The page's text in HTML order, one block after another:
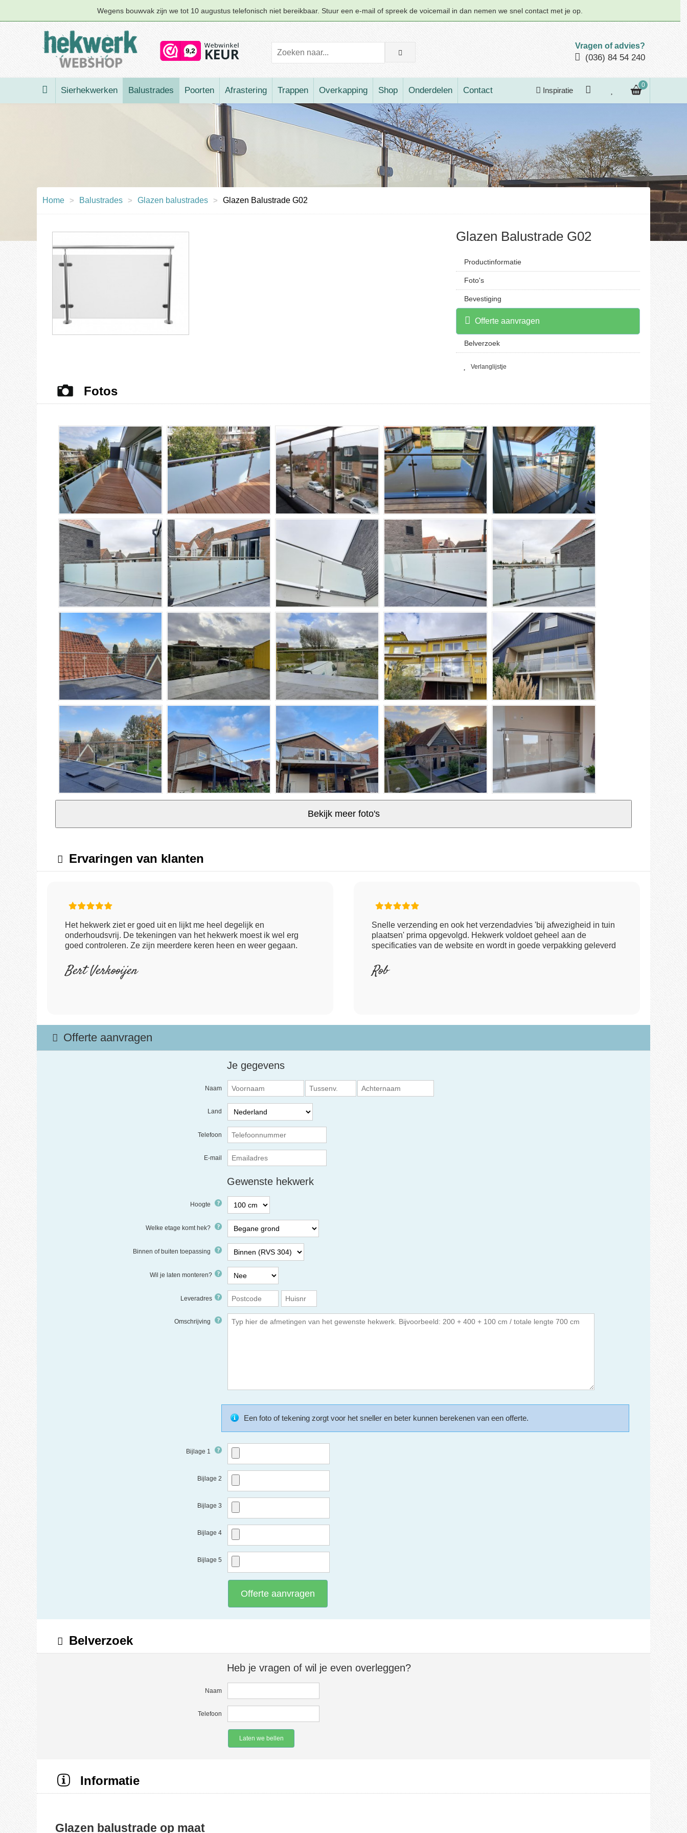
Wegens bouwvak zijn we tot 10 augustus telefonisch niet bereikbaar. Stuur een e-mail of spreek de voicemail in dan nemen we snel contact met je op.
Vragen of advies?
(036) 84 54 240
Sierhekwerken Balustrades Poorten Afrastering Trappen Overkapping Shop Onderdelen Contact Inspiratie
0
Home > Balustrades > Glazen balustrades > Glazen Balustrade G02
Glazen Balustrade G02
Productinformatie
Foto's
Bevestiging
Offerte aanvragen
Belverzoek
Verlanglijstje
Fotos
Bekijk meer foto's
Ervaringen van klanten
Het hekwerk ziet er goed uit en lijkt me heel degelijk en
onderhoudsvrij. De tekeningen van het hekwerk moest ik wel erg
goed controleren. Ze zijn meerdere keren heen en weer gegaan.
Bert Verkooijen
Snelle verzending en ook het verzendadvies 'bij afwezigheid in tuin
plaatsen' prima opgevolgd. Hekwerk voldoet geheel aan de
specificaties van de website en wordt in goede verpakking geleverd
Rob
Offerte aanvragen
Je gegevens
Naam
Land
Telefoon
E-mail
Gewenste hekwerk
Hoogte
Welke etage komt hek?
Binnen of buiten toepassing
Wil je laten monteren?
Leveradres
Omschrijving
Een foto of tekening zorgt voor het sneller en beter kunnen berekenen van een offerte.
Bijlage 1
Bijlage 2
Bijlage 3
Bijlage 4
Bijlage 5
Offerte aanvragen
Belverzoek
Heb je vragen of wil je even overleggen?
Naam
Telefoon
Laten we bellen
Informatie
Glazen balustrade op maat